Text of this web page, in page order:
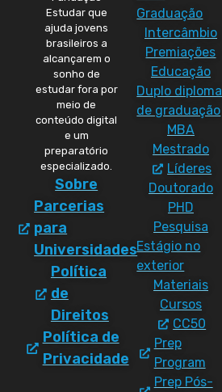
Estudar que
ajuda jovens
brasileiros a
alcançarem o
sonho de
estudar fora por
meio de
conteúdo digital
e um
preparatório
especializado.
Sobre
Parcerias
para
Universidades
Política
de
Direitos
Política de
Privacidade
Graduação
Intercâmbio
Premiações
Educação
Duplo diploma
de graduação
MBA
Mestrado
Líderes
Doutorado
PHD
Pesquisa
Estágio no
exterior
Materiais
Cursos
CC50
Prep
Program
Prep Pós-